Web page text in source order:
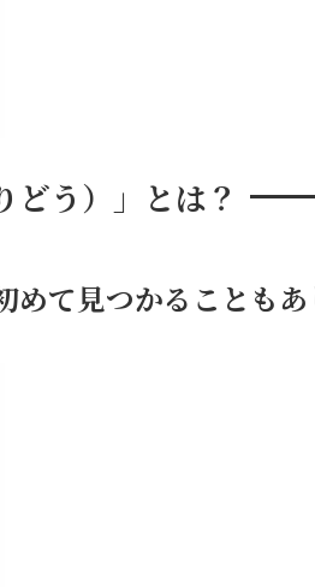
どう）」とは？
めて見つかることも